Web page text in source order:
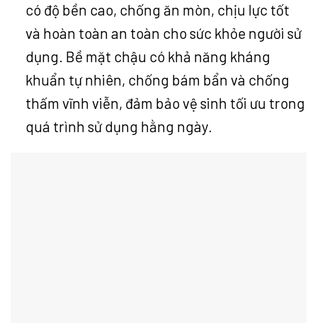
có độ bền cao, chống ăn mòn, chịu lực tốt
và hoàn toàn an toàn cho sức khỏe người sử
dụng. Bề mặt chậu có khả năng kháng
khuẩn tự nhiên, chống bám bẩn và chống
thấm vĩnh viễn, đảm bảo vệ sinh tối ưu trong
quá trình sử dụng hằng ngày.